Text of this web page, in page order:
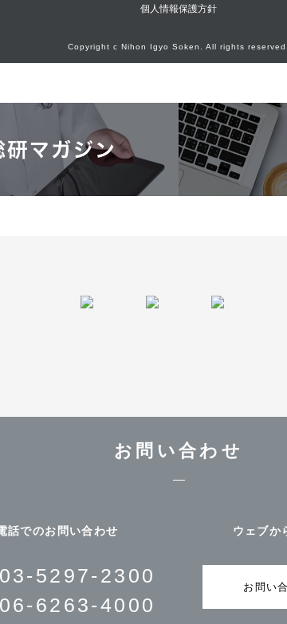
個人情報保護方針
Copyright c Nihon Igyo Soken. All rights reserved.
お問い合わせ
話でのお問い合わせ
03-5297-2300
06-6263-4000
ウェブか
お問い